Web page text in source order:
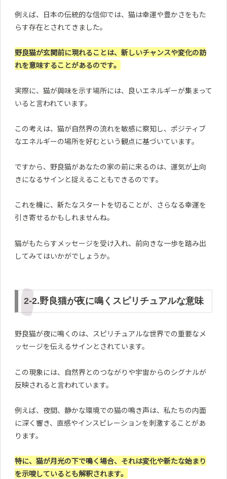
例えば、日本の伝統的な信仰では、猫は幸運や豊かさをもた
らす存在とされてきました。
野良猫が玄関前に現れることは、新しいチャンスや変化の訪
れを意味することがあるのです。
実際に、猫が興味を示す場所には、良いエネルギーが集まって
いると言われています。
この考えは、猫が自然界の流れを敏感に察知し、ポジティブ
なエネルギーの場所を好むという観点に基づいています。
ですから、野良猫があなたの家の前に来るのは、運気が上向
きになるサインと捉えることもできるのです。
これを機に、新たなスタートを切ることが、さらなる幸運を
引き寄せるかもしれませんね。
猫がもたらすメッセージを受け入れ、前向きな一歩を踏み出
してみてはいかがでしょうか。
2-2.野良猫が夜に鳴くスピリチュアルな意味
野良猫が夜に鳴くのは、スピリチュアルな世界での重要なメ
ッセージを伝えるサインとされています。
この現象には、自然界とのつながりや宇宙からのシグナルが
反映されると言われています。
例えば、夜間、静かな環境での猫の鳴き声は、私たちの内面
に深く響き、直感やインスピレーションを刺激することがあ
ります。
特に、猫が月光の下で鳴く場合、それは変化や新たな始まり
を示唆しているとも解釈されます。